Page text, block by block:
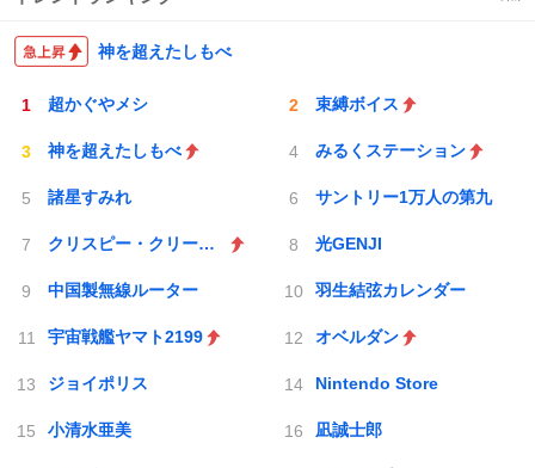
神を超えたしもべ
超かぐやメシ 束縛ボイス
神を超えたしもべ みるくステーション
諸星すみれ サントリー1万人の第九
クリスピー・クリーム・ドーナツ 光GENJI
中国製無線ルーター 羽生結弦カレンダー
宇宙戦艦ヤマト2199 オベルダン
ジョイポリス Nintendo Store
小清水亜美 凪誠士郎